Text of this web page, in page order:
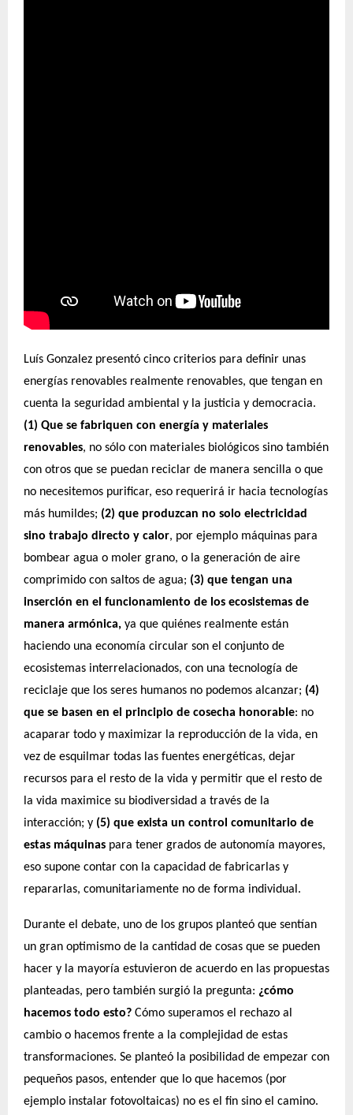
Luís Gonzalez presentó cinco criterios para definir unas
energías renovables realmente renovables, que tengan en
cuenta la seguridad ambiental y la justicia y democracia.
(1) Que se fabriquen con energía y materiales
renovables, no sólo con materiales biológicos sino también
con otros que se puedan reciclar de manera sencilla o que
no necesitemos purificar, eso requerirá ir hacia tecnologías
más humildes; (2) que produzcan no solo electricidad
sino trabajo directo y calor, por ejemplo máquinas para
bombear agua o moler grano, o la generación de aire
comprimido con saltos de agua; (3) que tengan una
inserción en el funcionamiento de los ecosistemas de
manera armónica, ya que quiénes realmente están
haciendo una economía circular son el conjunto de
ecosistemas interrelacionados, con una tecnología de
reciclaje que los seres humanos no podemos alcanzar; (4)
que se basen en el principio de cosecha honorable: no
acaparar todo y maximizar la reproducción de la vida, en
vez de esquilmar todas las fuentes energéticas, dejar
recursos para el resto de la vida y permitir que el resto de
la vida maximice su biodiversidad a través de la
interacción; y (5) que exista un control comunitario de
estas máquinas para tener grados de autonomía mayores,
eso supone contar con la capacidad de fabricarlas y
repararlas, comunitariamente no de forma individual.
Durante el debate, uno de los grupos planteó que sentían
un gran optimismo de la cantidad de cosas que se pueden
hacer y la mayoría estuvieron de acuerdo en las propuestas
planteadas, pero también surgió la pregunta: ¿cómo
hacemos todo esto? Cómo superamos el rechazo al
cambio o hacemos frente a la complejidad de estas
transformaciones. Se planteó la posibilidad de empezar con
pequeños pasos, entender que lo que hacemos (por
ejemplo instalar fotovoltaicas) no es el fin sino el camino.